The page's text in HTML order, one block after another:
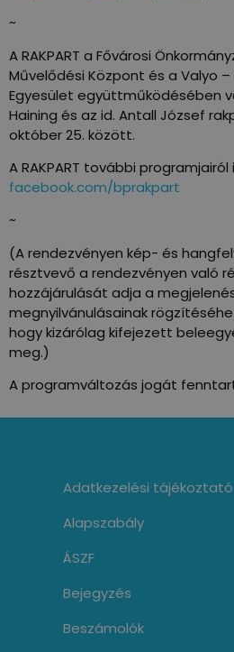
~
A RAKPART a Fővárosi
Művelődési Központ és a Valyo –
Egyesület együttműködésében
Haining és az id. Antall József
október 25. között.
A RAKPART további
facebook.com/bprakpart
~
(A rendezvényen kép- és
résztvevő a rendezvényen való
hozzájárulását adja a
megnyilvánulásainak
hogy kizárólag kifejezett
meg.)
A programváltozás jogát
Adatkezelési tájékoztató
Alapszabály
ÁSZF
Bejegyzés
Beszámolók